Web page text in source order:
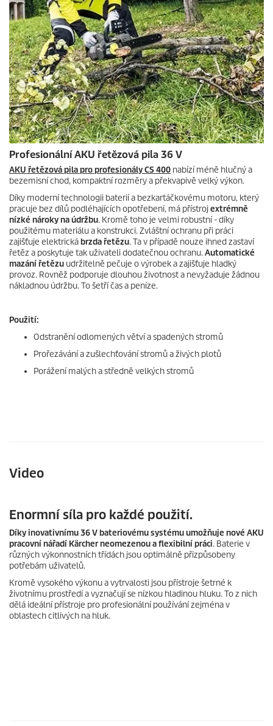
Profesionální AKU řetězová pila 36 V
AKU řetězová pila pro profesionály CS 400 nabízí méně hlučný a
bezemisní chod, kompaktní rozměry a překvapivě velký výkon.
Díky moderní technologii baterií a bezkartáčkovému motoru, který
pracuje bez dílů podléhajících opotřebení, má přístrojextrémně
nízké nároky na údržbu. Kromě toho je velmi robustní - díky
použitému materiálu a konstrukci. Zvláštní ochranu při práci
zajišťuje elektrickábrzda řetězu. Ta v případě nouze ihned zastaví
řetěz a poskytuje tak uživateli dodatečnou ochranu.Automatické
mazání řetězu udržitelně pečuje o výrobek a zajišťuje hladký
provoz. Rovněž podporuje dlouhou životnost a nevyžaduje žádnou
nákladnou údržbu. To šetří čas a peníze.
Použití:
Odstranění odlomených větví a spadených stromů
Prořezávání a zušlechťování stromů a živých plotů
Porážení malých a středně velkých stromů
Video
Enormní síla pro každé použití.
Díky inovativnímu 36 V bateriovému systému umožňuje nové AKU
pracovní nářadí Kärcher neomezenou a flexibilní práci. Baterie v
různých výkonnostních třídách jsou optimálně přizpůsobeny
potřebám uživatelů.
Kromě vysokého výkonu a vytrvalosti jsou přístroje šetrné k
životnímu prostředí a vyznačují se nízkou hladinou hluku. To z nich
dělá ideální přístroje pro profesionální používání zejména v
oblastech citlivých na hluk.